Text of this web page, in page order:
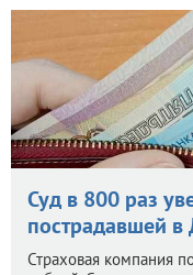
Суд в 800 раз
пострадавшей в
Страховая компания